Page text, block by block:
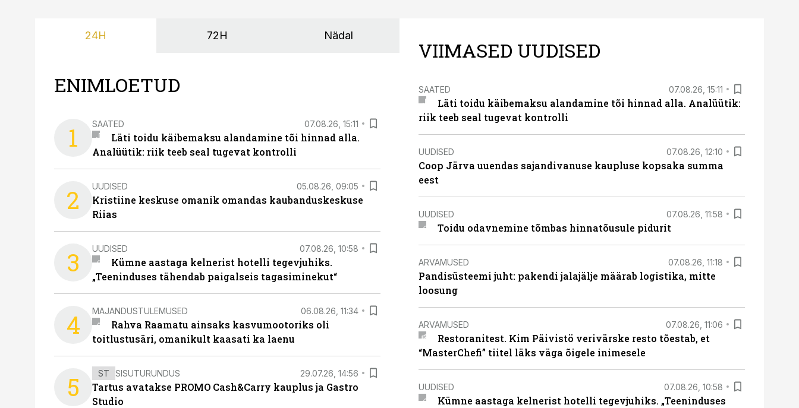
24H 72H Nädal
ENIMLOETUD
1 SAATED 07.08.26, 15:11
Läti toidu käibemaksu alandamine tõi hinnad alla.
Analüütik: riik teeb seal tugevat kontrolli
2 UUDISED 05.08.26, 09:05
Kristiine keskuse omanik omandas kaubanduskeskuse
Riias
3 UUDISED 07.08.26, 10:58
Kümne aastaga kelnerist hotelli tegevjuhiks.
„Teeninduses tähendab paigalseis tagasiminekut“
4 MAJANDUSTULEMUSED 06.08.26, 11:34
Rahva Raamatu ainsaks kasvumootoriks oli
toitlustusäri, omanikult kaasati ka laenu
5 ST SISUTURUNDUS 29.07.26, 14:56
Tartus avatakse PROMO Cash&Carry kauplus ja Gastro
Studio
VIIMASED UUDISED
SAATED 07.08.26, 15:11
Läti toidu käibemaksu alandamine tõi hinnad alla. Analüütik:
riik teeb seal tugevat kontrolli
UUDISED 07.08.26, 12:10
Coop Järva uuendas sajandivanuse kaupluse kopsaka summa
eest
UUDISED 07.08.26, 11:58
Toidu odavnemine tõmbas hinnatõusule pidurit
ARVAMUSED 07.08.26, 11:18
Pandisüsteemi juht: pakendi jalajälje määrab logistika, mitte
loosung
ARVAMUSED 07.08.26, 11:06
Restoranitest. Kim Päivistö verivärske resto tõestab, et
“MasterChefi” tiitel läks väga õigele inimesele
UUDISED 07.08.26, 10:58
Kümne aastaga kelnerist hotelli tegevjuhiks. „Teeninduses